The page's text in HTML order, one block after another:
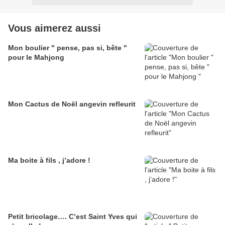
Vous aimerez aussi
Mon boulier " pense, pas si, bête "
pour le Mahjong
Mon Cactus de Noël angevin refleurit
Ma boite à fils , j’adore !
Petit bricolage…. C’est Saint Yves qui